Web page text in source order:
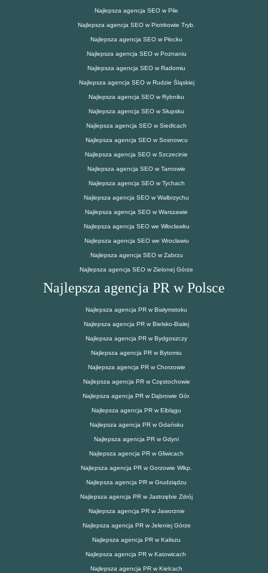
Najlepsza agencja SEO w Pile
Najlepsza agencja SEO w Piotrkowie Tryb.
Najlepsza agencja SEO w Płocku
Najlepsza agencja SEO w Poznaniu
Najlepsza agencja SEO w Radomiu
Najlepsza agencja SEO w Rudzie Śląskiej
Najlepsza agencja SEO w Rybniku
Najlepsza agencja SEO w Słupsku
Najlepsza agencja SEO w Siedlcach
Najlepsza agencja SEO w Sosnowcu
Najlepsza agencja SEO w Szczecinie
Najlepsza agencja SEO w Tarnowie
Najlepsza agencja SEO w Tychach
Najlepsza agencja SEO w Wałbrzychu
Najlepsza agencja SEO w Warszawie
Najlepsza agencja SEO we Włocławku
Najlepsza agencja SEO we Wrocławiu
Najlepsza agencja SEO w Zabrzu
Najlepsza agencja SEO w Zielonej Górze
Najlepsza agencja PR w Polsce
Najlepsza agencja PR w Białymstoku
Najlepsza agencja PR w Bielsko-Białej
Najlepsza agencja PR w Bydgoszczy
Najlepsza agencja PR w Bytomiu
Najlepsza agencja PR w Chorzowie
Najlepsza agencja PR w Częstochowie
Najlepsza agencja PR w Dąbrowie Gór.
Najlepsza agencja PR w Elblągu
Najlepsza agencja PR w Gdańsku
Najlepsza agencja PR w Gdyni
Najlepsza agencja PR w Gliwicach
Najlepsza agencja PR w Gorzowie Wlkp.
Najlepsza agencja PR w Grudziądzu
Najlepsza agencja PR w Jastrzębie Zdrój
Najlepsza agencja PR w Jaworznie
Najlepsza agencja PR w Jeleniej Górze
Najlepsza agencja PR w Kaliszu
Najlepsza agencja PR w Katowicach
Najlepsza agencja PR w Kielcach